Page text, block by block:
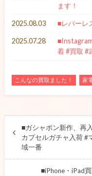
ます！
2025.08.03 ■レバーレ
2025.07.28
着 #買取 #
こんなの買取ました！ 家
■ガシャポン新作、再
カプセルガチャ入荷 #
域一番
■iPhone・iPad